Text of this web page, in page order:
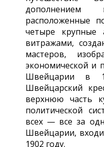
расположенные
четыре крупные
витражами,
мастеров,
экономической и
Швейцарии в
Швейцарский
верхнюю часть
политической
всех — все за
Швейцарии,
1902 году.